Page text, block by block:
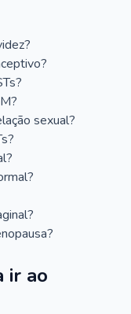
sexual?
ir ao